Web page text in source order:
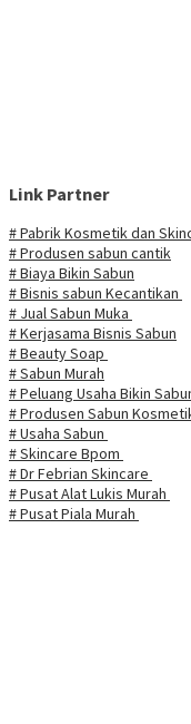
Link Partner
# Pabrik Kosmetik dan
# Produsen sabun cantik
# Biaya Bikin Sabun
# Bisnis sabun Kecantikan
# Jual Sabun Muka
# Kerjasama Bisnis Sabun
# Beauty Soap
# Sabun Murah
# Peluang Usaha Bikin
# Produsen Sabun
# Usaha Sabun
# Skincare Bpom
# Dr Febrian Skincare
# Pusat Alat Lukis Murah
# Pusat Piala Murah